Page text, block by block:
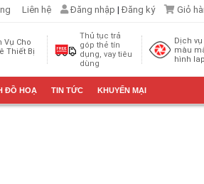
Liên hệ Đăng nhập |Đăng ký Giỏ
Vụ Cho
Thiết Bị
Thủ tục trả
góp thẻ tín
dụng, vay tiêu
dùng
Dịch
màu
hình
ĐỒ HOẠ TIN TỨC KHUYẾN MẠI